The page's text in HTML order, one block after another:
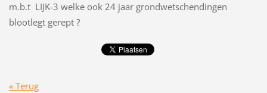
m.b.t LIJK-3 welke ook 24 jaar grondwetschendingen
blootlegt gerept ?
« Terug